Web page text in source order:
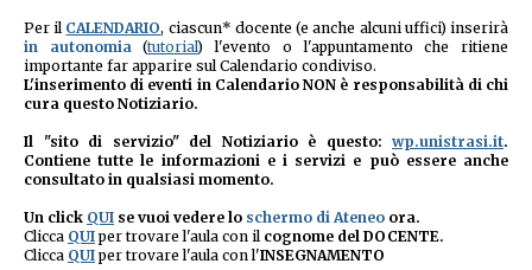
Per il CALENDARIO, ciascun* docente (e anche alcuni uffici) inserirà
in autonomia (tutorial) l'evento o l'appuntamento che ritiene
importante far apparire sul Calendario condiviso.
L'inserimento di eventi in Calendario NON è responsabilità di chi
cura questo Notiziario.
Il "sito di servizio" del Notiziario è questo: wp.unistrasi.it.
Contiene tutte le informazioni e i servizi e può essere anche
consultato in qualsiasi momento.
Un click QUI se vuoi vedere lo schermo di Ateneo ora.
Clicca QUI per trovare l'aula con il cognome del DOCENTE.
Clicca QUI per trovare l'aula con l'INSEGNAMENTO